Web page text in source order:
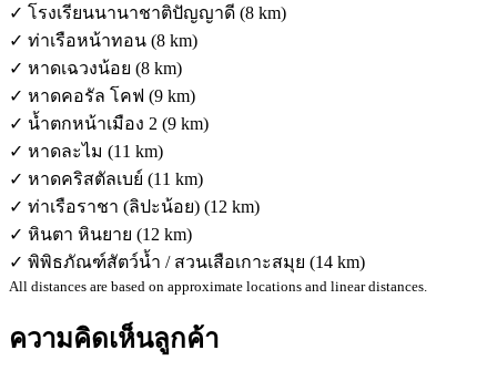
✓ โรงเรียนนานาชาติปัญญาดี (8 km)
✓ ท่าเรือหน้าทอน (8 km)
✓ หาดเฉวงน้อย (8 km)
✓ หาดคอรัล โคฟ (9 km)
✓ น้ำตกหน้าเมือง 2 (9 km)
✓ หาดละไม (11 km)
✓ หาดคริสตัลเบย์ (11 km)
✓ ท่าเรือราชา (ลิปะน้อย) (12 km)
✓ หินตา หินยาย (12 km)
✓ พิพิธภัณฑ์สัตว์น้ำ / สวนเสือเกาะสมุย (14 km)
All distances are based on approximate locations and linear distances.
ความคิดเห็นลูกค้า